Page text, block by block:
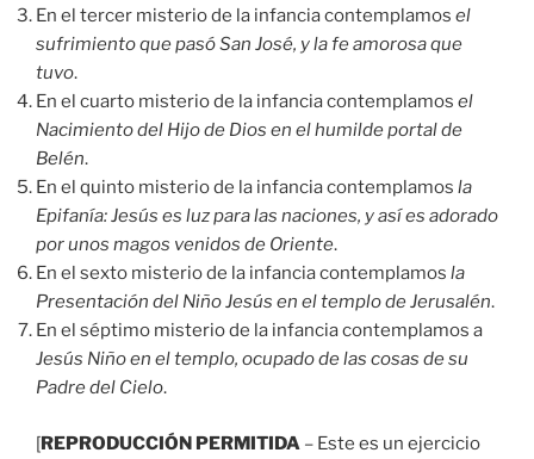
En el tercer misterio de la infancia contemplamos el
sufrimiento que pasó San José, y la fe amorosa que
tuvo.
En el cuarto misterio de la infancia contemplamos el
Nacimiento del Hijo de Dios en el humilde portal de
Belén.
En el quinto misterio de la infancia contemplamos la
Epifanía: Jesús es luz para las naciones, y así es adorado
por unos magos venidos de Oriente.
En el sexto misterio de la infancia contemplamos la
Presentación del Niño Jesús en el templo de Jerusalén.
En el séptimo misterio de la infancia contemplamos a
Jesús Niño en el templo, ocupado de las cosas de su
Padre del Cielo.
[REPRODUCCIÓN PERMITIDA – Este es un ejercicio